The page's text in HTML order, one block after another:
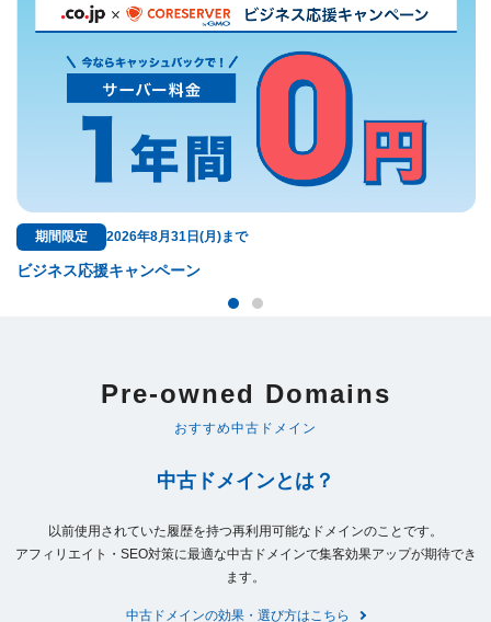
無料特典
ドメイン料金が永久無料！
Pre-owned Domains
おすすめ中古ドメイン
中古ドメインとは？
以前使用されていた履歴を持つ再利用可能なドメインのことです。
アフィリエイト・SEO対策に最適な中古ドメインで集客効果アップが期待でき
ます。
中古ドメインの効果・選び方はこちら